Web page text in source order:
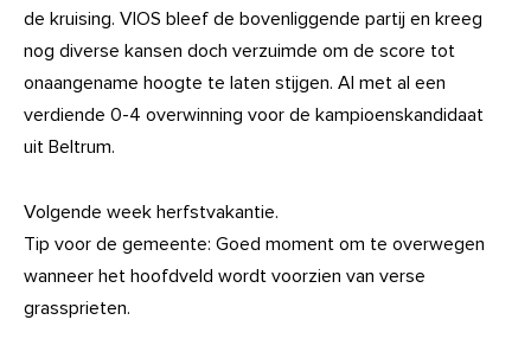
de kruising. VIOS bleef de bovenliggende partij en kreeg
nog diverse kansen doch verzuimde om de score tot
onaangename hoogte te laten stijgen. Al met al een
verdiende 0-4 overwinning voor de kampioenskandidaat
uit Beltrum.
Volgende week herfstvakantie.
Tip voor de gemeente: Goed moment om te overwegen
wanneer het hoofdveld wordt voorzien van verse
grassprieten.